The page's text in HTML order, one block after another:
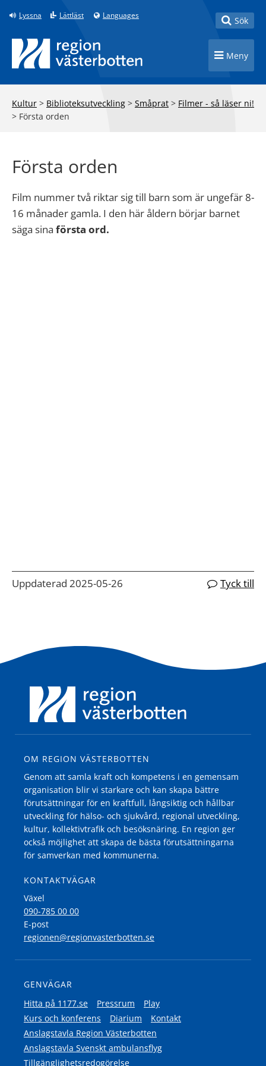
Till innehåll på sidan
Lyssna Lättläst Languages Toggle
Sök
Toggle
Meny
Kultur > Biblioteksutveckling > Småprat > Filmer - så läser ni!
> Första orden
Första orden
Film nummer två riktar sig till barn som är ungefär 8-
16 månader gamla. I den här åldern börjar barnet
säga sina första ord.
Uppdaterad 2025-05-26 Tyck till
OM REGION VÄSTERBOTTEN
Genom att samla kraft och kompetens i en gemensam
organisation blir vi starkare och kan skapa bättre
förutsättningar för en kraftfull, långsiktig och hållbar
utveckling för hälso- och sjukvård, regional utveckling,
kultur, kollektivtrafik och besöksnäring. En region ger
också möjlighet att skapa de bästa förutsättningarna
för samverkan med kommunerna.
KONTAKTVÄGAR
Växel
090-785 00 00
E-post
regionen@regionvasterbotten.se
GENVÄGAR
Hitta på 1177.se
Pressrum
Play
Kurs och konferens
Diarium
Kontakt
Anslagstavla Region Västerbotten
Anslagstavla Svenskt ambulansflyg
Tillgänglighetsredogörelse